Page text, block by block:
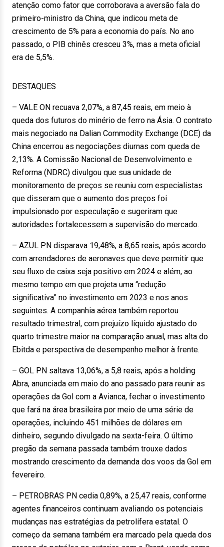
atenção como fator que corroborava a aversão fala do
primeiro-ministro da China, que indicou meta de
crescimento de 5% para a economia do país. No ano
passado, o PIB chinês cresceu 3%, mas a meta oficial
era de 5,5%.
DESTAQUES
– VALE ON recuava 2,07%, a 87,45 reais, em meio à
queda dos futuros do minério de ferro na Ásia. O contrato
mais negociado na Dalian Commodity Exchange (DCE) da
China encerrou as negociações diurnas com queda de
2,13%. A Comissão Nacional de Desenvolvimento e
Reforma (NDRC) divulgou que sua unidade de
monitoramento de preços se reuniu com especialistas
que disseram que o aumento dos preços foi
impulsionado por especulação e sugeriram que
autoridades fortalecessem a supervisão do mercado.
– AZUL PN disparava 19,48%, a 8,65 reais, após acordo
com arrendadores de aeronaves que deve permitir que
seu fluxo de caixa seja positivo em 2024 e além, ao
mesmo tempo em que projeta uma “redução
significativa” no investimento em 2023 e nos anos
seguintes. A companhia aérea também reportou
resultado trimestral, com prejuízo líquido ajustado do
quarto trimestre maior na comparação anual, mas alta do
Ebitda e perspectiva de desempenho melhor à frente.
– GOL PN saltava 13,06%, a 5,8 reais, após a holding
Abra, anunciada em maio do ano passado para reunir as
operações da Gol com a Avianca, fechar o investimento
que fará na área brasileira por meio de uma série de
operações, incluindo 451 milhões de dólares em
dinheiro, segundo divulgado na sexta-feira. O último
pregão da semana passada também trouxe dados
mostrando crescimento da demanda dos voos da Gol em
fevereiro.
– PETROBRAS PN cedia 0,89%, a 25,47 reais, conforme
agentes financeiros continuam avaliando os potenciais
mudanças nas estratégias da petrolífera estatal. O
começo da semana também era marcado pela queda dos